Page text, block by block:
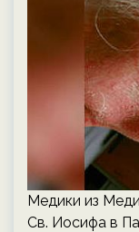
Медики из
Св. Иосифа в